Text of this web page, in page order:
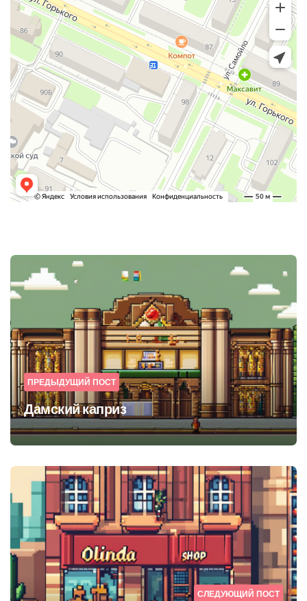
Post
navigation
ПРЕДЫДУЩИЙ ПОСТ
Дамский каприз
СЛЕДУЮЩИЙ ПОСТ